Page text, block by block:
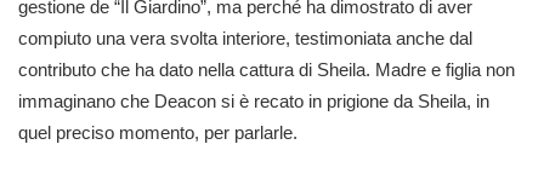
gestione de “Il Giardino”, ma perché ha dimostrato di aver
compiuto una vera svolta interiore, testimoniata anche dal
contributo che ha dato nella cattura di Sheila. Madre e figlia non
immaginano che Deacon si è recato in prigione da Sheila, in
quel preciso momento, per parlarle.